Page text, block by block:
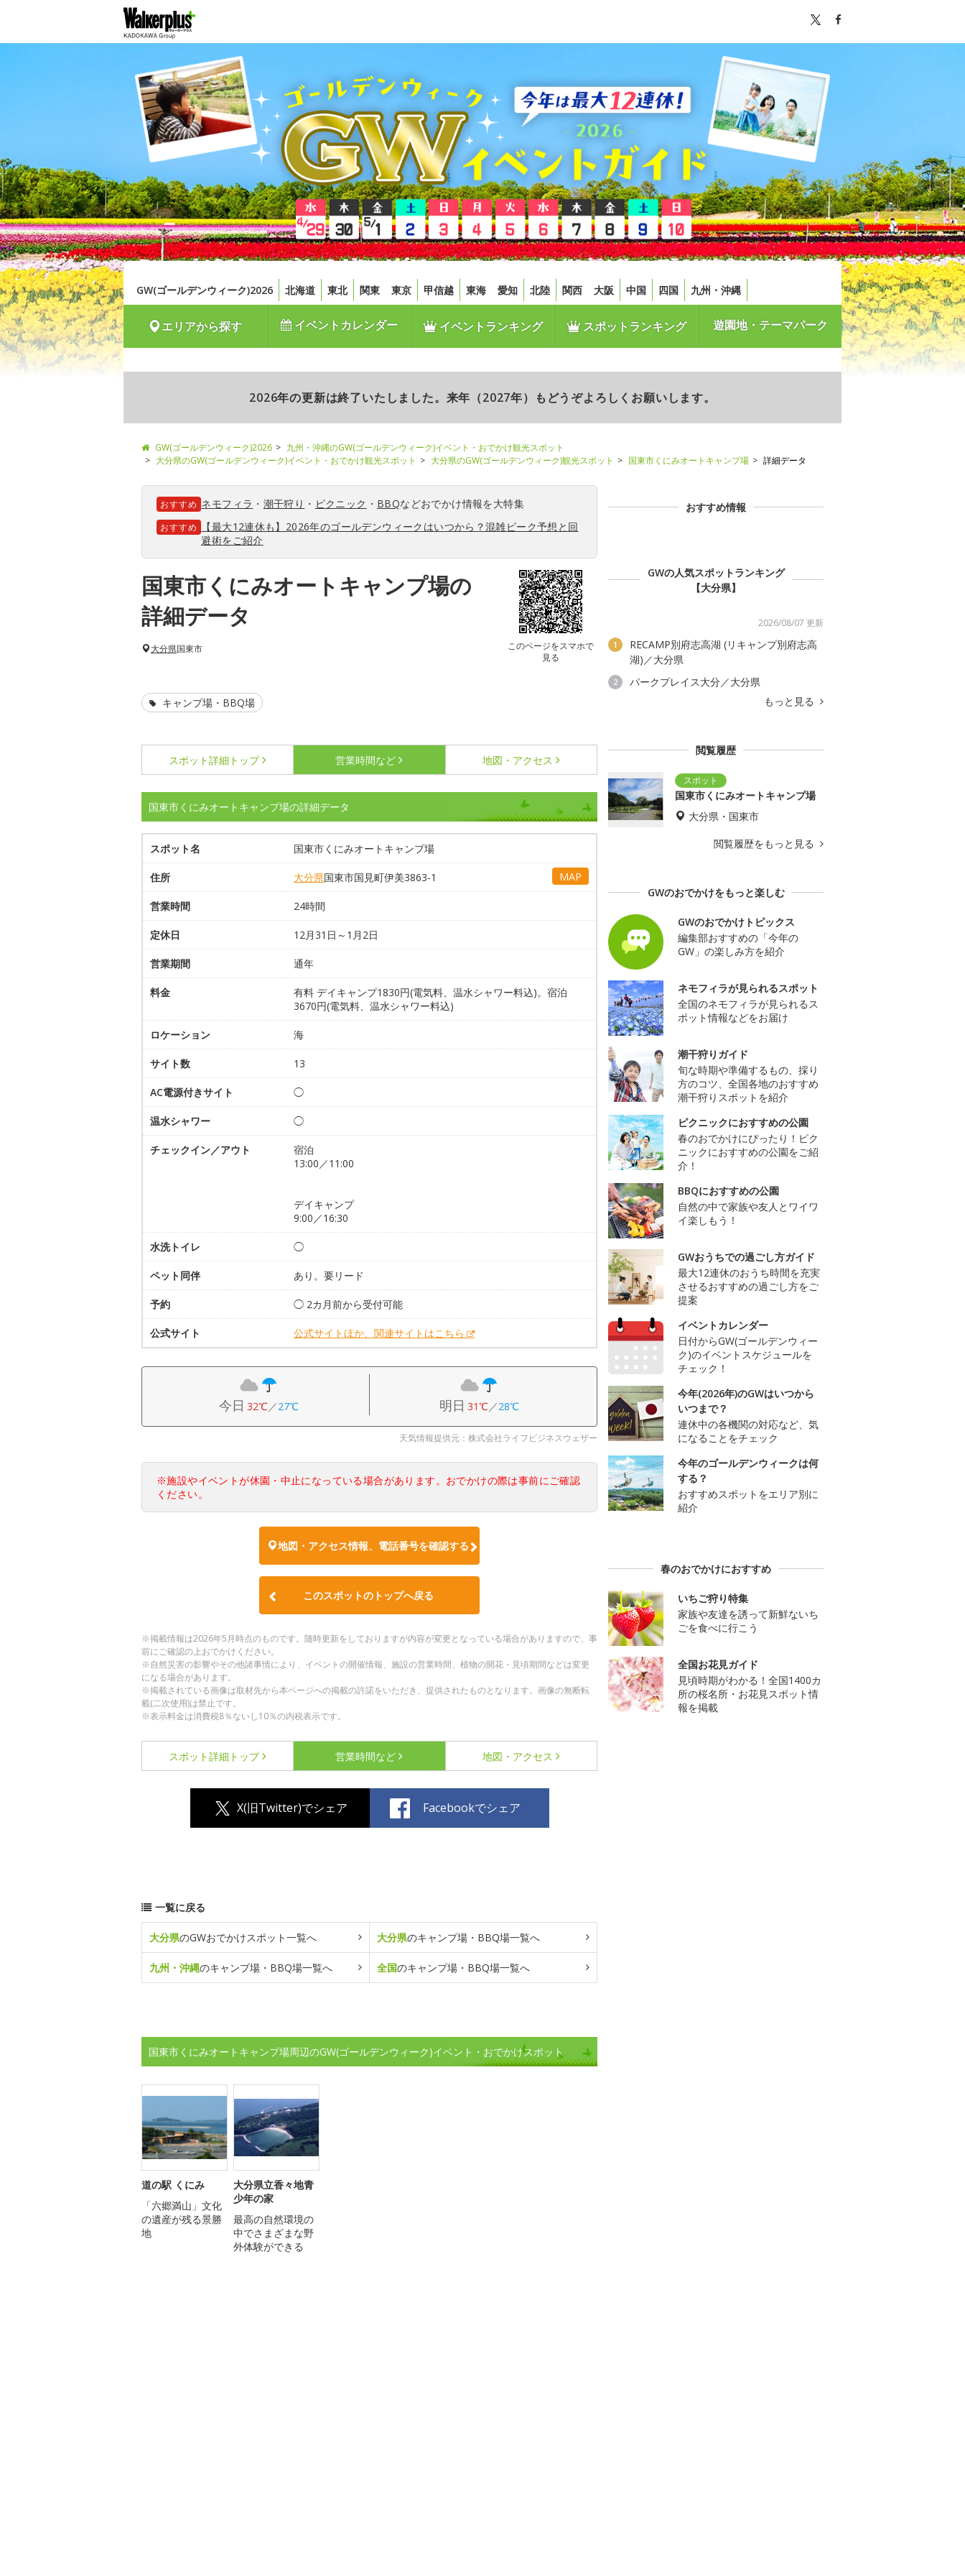
GW(ゴールデンウィーク)2026 北海道 東北 関東 東京 甲信越 東海 愛知 北陸 関西 大阪 中国 四国 九州・沖縄
エリアから探す イベントカレンダー イベントランキング スポットランキング 遊園地・テーマパーク
2026年の更新は終了いたしました。来年（2027年）もどうぞよろしくお願いします。
GW(ゴールデンウィーク)2026
九州・沖縄のGW(ゴールデンウィーク)イベント・おでかけ観光スポット
大分県のGW(ゴールデンウィーク)イベント・おでかけ観光スポット
大分県のGW(ゴールデンウィーク)観光スポット 国東市くにみオートキャンプ場 詳細データ
おすすめ ネモフィラ ・ 潮干狩り ・ ピクニック ・ BBQなどおでかけ情報を大特集
おすすめ
【最大12連休も】2026年のゴールデンウィークはいつから？混雑ピーク予想と回
避術をご紹介
国東市くにみオートキャンプ場の
詳細データ
このページをスマホで
見る
大分県国東市
キャンプ場・BBQ場
スポット詳細 トップ 営業時間など 地図・アクセス
国東市くにみオートキャンプ場の詳細データ
スポット名 国東市くにみオートキャンプ場
住所 大分県国東市国見町伊美3863-1 MAP
営業時間 24時間
定休日 12月31日～1月2日
営業期間 通年
料金
有料 デイキャンプ1830円(電気料、温水シャワー料込)。宿泊
3670円(電気料、温水シャワー料込)
ロケーション 海
サイト数 13
AC電源付きサイト ◯
温水シャワー ◯
チェックイン／アウト
宿泊
13:00／11:00
デイキャンプ
9:00／16:30
水洗トイレ ◯
ペット同伴 あり。要リード
予約 ◯ 2カ月前から受付可能
公式サイト 公式サイトほか、関連サイトはこちら
今日 32℃／27℃ 明日 31℃／28℃
天気情報提供元：株式会社ライフビジネスウェザー
※施設やイベントが休園・中止になっている場合があります。おでかけの際は事前にご確認
ください。
地図・アクセス情報、電話番号を確認する
このスポットのトップへ戻る
※掲載情報は2026年5月時点のものです。随時更新をしておりますが内容が変更となっている場合がありますので、事
前にご確認の上おでかけください。
※自然災害の影響やその他諸事情により、イベントの開催情報、施設の営業時間、植物の開花・見頃期間などは変更
になる場合があります。
※掲載されている画像は取材先から本ページへの掲載の許諾をいただき、提供されたものとなります。画像の無断転
載(二次使用)は禁止です。
※表示料金は消費税8％ないし10％の内税表示です。
スポット詳細 トップ 営業時間など 地図・アクセス
X(旧Twitter)でシェア Facebookでシェア
一覧に戻る
大分県のGWおでかけスポット一覧へ 大分県のキャンプ場・BBQ場一覧へ
九州・沖縄のキャンプ場・BBQ場一覧へ 全国のキャンプ場・BBQ場一覧へ
国東市くにみオートキャンプ場周辺のGW(ゴールデンウィーク)イベント・おでかけスポット
道の駅 くにみ
「六郷満山」文化
の遺産が残る景勝
地
大分県立香々地青
少年の家
最高の自然環境の
中でさまざまな野
外体験ができる
おすすめ情報
GWの人気スポットランキング
【大分県】
2026/08/07 更新
1
RECAMP別府志高湖 (リキャンプ別府志高
湖)／大分県
2
パークプレイス大分／大分県
もっと見る
閲覧履歴
国東市くにみオートキャンプ場
大分県・国東市
閲覧履歴をもっと見る
GWのおでかけをもっと楽しむ
GWのおでかけトピックス
編集部おすすめの「今年の
GW」の楽しみ方を紹介
ネモフィラが見られるスポット
全国のネモフィラが見られるス
ポット情報などをお届け
潮干狩りガイド
旬な時期や準備するもの、採り
方のコツ、全国各地のおすすめ
潮干狩りスポットを紹介
ピクニックにおすすめの公園
春のおでかけにぴったり！ピク
ニックにおすすめの公園をご紹
介！
BBQにおすすめの公園
自然の中で家族や友人とワイワ
イ楽しもう！
GWおうちでの過ごし方ガイド
最大12連休のおうち時間を充実
させるおすすめの過ごし方をご
提案
イベントカレンダー
日付からGW(ゴールデンウィー
ク)のイベントスケジュールを
チェック！
今年(2026年)のGWはいつから
いつまで？
連休中の各機関の対応など、気
になることをチェック
今年のゴールデンウィークは何
する？
おすすめスポットをエリア別に
紹介
春のおでかけにおすすめ
いちご狩り特集
家族や友達を誘って新鮮ないち
ごを食べに行こう
全国お花見ガイド
見頃時期がわかる！全国1400カ
所の桜名所・お花見スポット情
報を掲載